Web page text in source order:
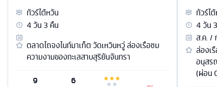
ทัวร์ไต้หวัน
4วัน3 คืน
ตลาดไถจงไนท์มาเก็ต วัดเหวินหวู่ ล่องเรือชม
ความงามของทะเลสาบสุริยันจันทรา
9
6
ทัวร์ไ
4วัน3
ส.ค. /
ล่องเ
อนุสร
(ผ่อน